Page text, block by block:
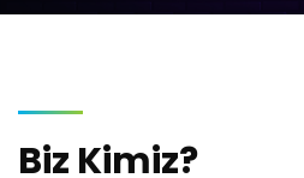
Biz Kimiz?